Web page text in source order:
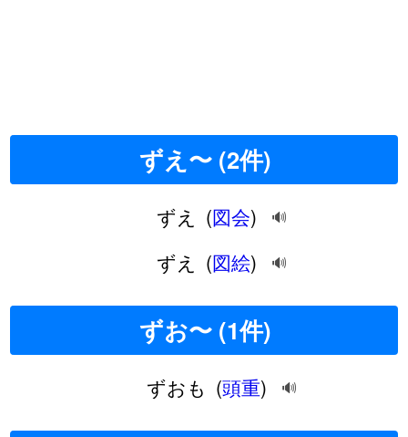
ずえ〜 (2件)
ずえ (図会) 🔊
ずえ (図絵) 🔊
ずお〜 (1件)
ずおも (頭重) 🔊